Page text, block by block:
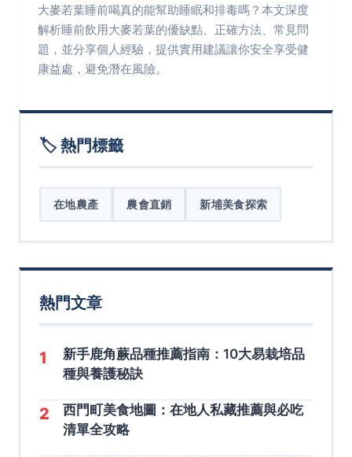
大麥若葉睡前喝真的能幫助睡眠和排毒嗎？本文深度
解析睡前飲用大麥若葉的優缺點、正確方法、常見問
題，並分享個人經驗，提供實用建議讓你安全享受健
康益處，避免潛在風險。
🏷️ 熱門標籤
在地農產 農會直銷 新埔美食探索
熱門文章
1
新手鹿角蕨品種推薦指南：10大易栽培品
種與養護秘訣
2
西門町美食地圖：在地人私藏推薦與必吃
清單全攻略